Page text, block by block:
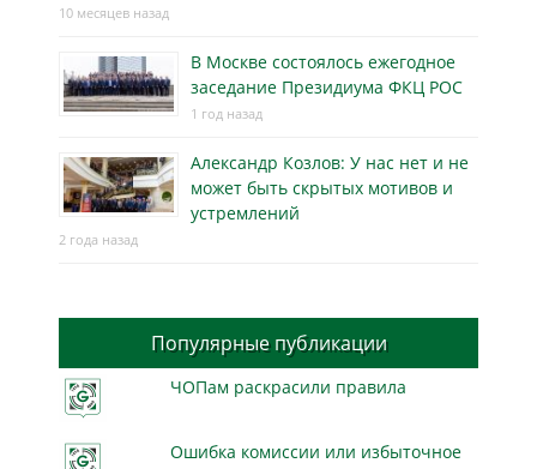
10 месяцев назад
В Москве состоялось ежегодное
заседание Президиума ФКЦ РОС
1 год назад
Александр Козлов: У нас нет и не
может быть скрытых мотивов и
устремлений
2 года назад
Популярные публикации
ЧОПам раскрасили правила
Ошибка комиссии или избыточное